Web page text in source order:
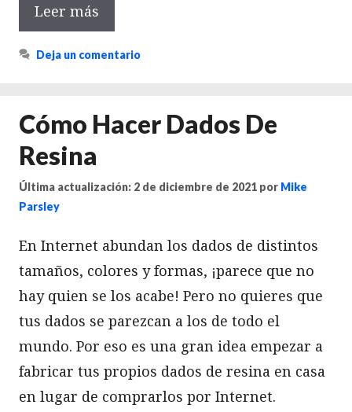
Leer más
Deja un comentario
Cómo Hacer Dados De
Resina
Última actualización: 2 de diciembre de 2021 por Mike
Parsley
En Internet abundan los dados de distintos
tamaños, colores y formas, ¡parece que no
hay quien se los acabe! Pero no quieres que
tus dados se parezcan a los de todo el
mundo. Por eso es una gran idea empezar a
fabricar tus propios dados de resina en casa
en lugar de comprarlos por Internet.